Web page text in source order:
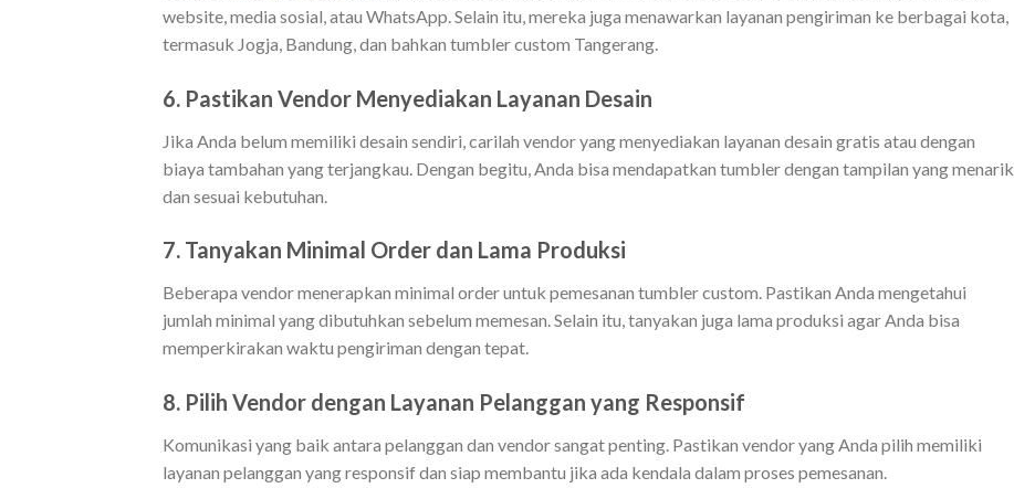
website, media sosial, atau WhatsApp. Selain itu, mereka juga menawarkan layanan pengiriman ke berbagai kota,
termasuk Jogja, Bandung, dan bahkan tumbler custom Tangerang.
6. Pastikan Vendor Menyediakan Layanan Desain
Jika Anda belum memiliki desain sendiri, carilah vendor yang menyediakan layanan desain gratis atau dengan
biaya tambahan yang terjangkau. Dengan begitu, Anda bisa mendapatkan tumbler dengan tampilan yang menarik
dan sesuai kebutuhan.
7. Tanyakan Minimal Order dan Lama Produksi
Beberapa vendor menerapkan minimal order untuk pemesanan tumbler custom. Pastikan Anda mengetahui
jumlah minimal yang dibutuhkan sebelum memesan. Selain itu, tanyakan juga lama produksi agar Anda bisa
memperkirakan waktu pengiriman dengan tepat.
8. Pilih Vendor dengan Layanan Pelanggan yang Responsif
Komunikasi yang baik antara pelanggan dan vendor sangat penting. Pastikan vendor yang Anda pilih memiliki
layanan pelanggan yang responsif dan siap membantu jika ada kendala dalam proses pemesanan.